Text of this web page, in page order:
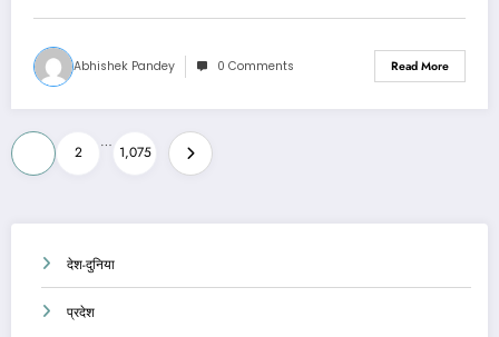
Abhishek Pandey 0 Comments Read More
Posts
pagination
2
…
1,075
देश-दुनिया
प्रदेश